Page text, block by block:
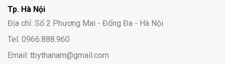
Tp. Hà Nội
Địa chỉ: Số 2 Phương Mai - Đống Đa - Hà Nội
Tel: 0966.888.960
Email: tbythanam@gmail.com